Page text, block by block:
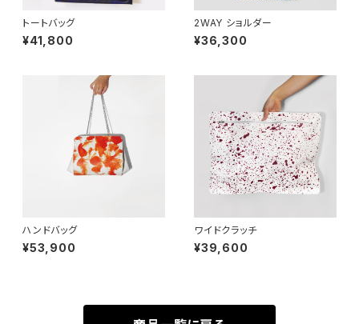
トートバッグ
¥41,800
2WAY ショルダー
¥36,300
ハンドバッグ
¥53,900
ワイドクラッチ
¥39,600